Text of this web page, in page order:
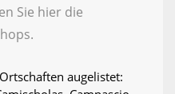
Sie hier die
augelistet: